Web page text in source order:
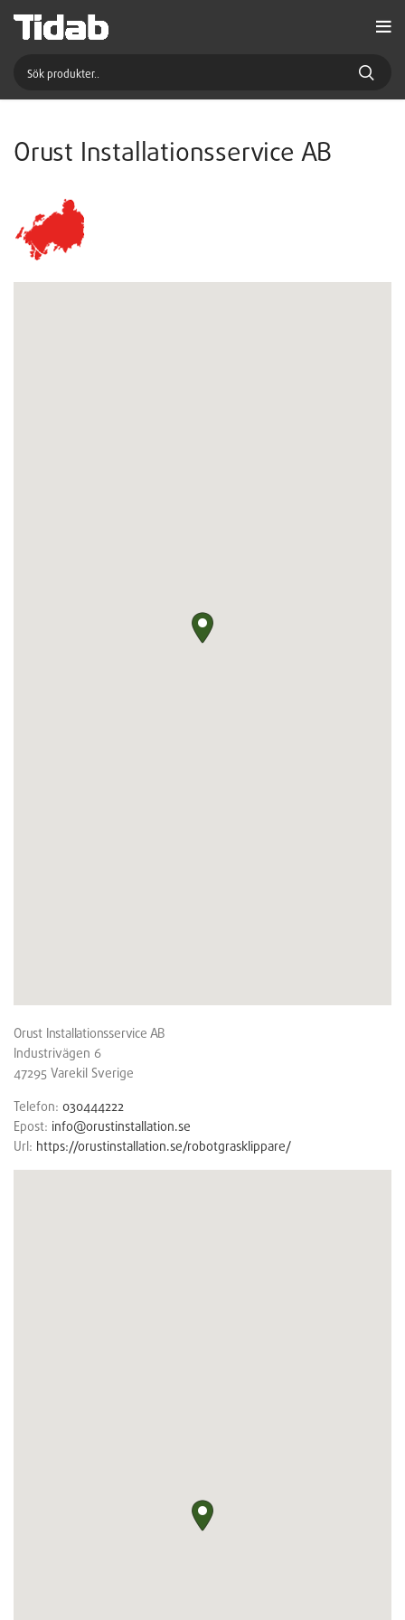
Orust Installationsservice AB
Orust Installationsservice AB
Industrivägen 6
47295 Varekil Sverige
Telefon: 030444222
Epost: info@orustinstallation.se
Url: https://orustinstallation.se/robotgrasklippare/